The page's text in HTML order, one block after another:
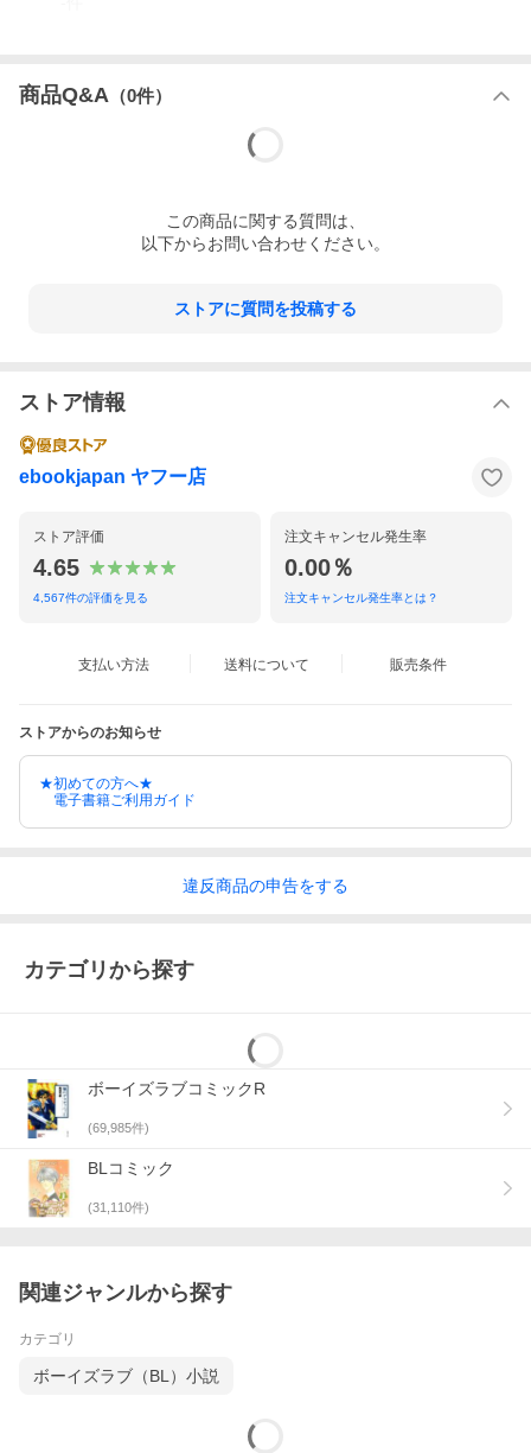
商品Q&A （0件）
この商品に関する質問は、
以下からお問い合わせください。
ストアに質問を投稿する
ストア情報
ebookjapan ヤフー店
ストア評価
4.65
4,567件の評価を見る
注文キャンセル発生率
0.00％
注文キャンセル発生率とは？
支払い方法 送料について 販売条件
ストアからのお知らせ
★初めての方へ★
電子書籍ご利用ガイド
違反商品の申告をする
カテゴリから探す
ボーイズラブコミックR
(69,985件)
BLコミック
(31,110件)
関連ジャンルから探す
カテゴリ
ボーイズラブ（BL）小説